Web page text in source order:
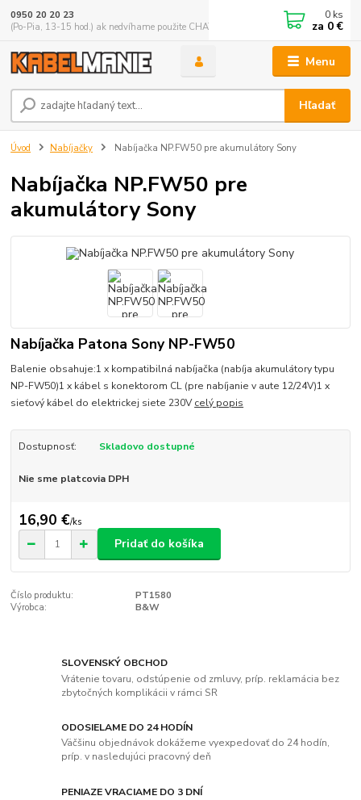
Menu
Hľadať
0950 20 20 23
(Po-Pia, 13-15 hod.) ak nedvíhame použite CHATBOX
0 ks
za 0 €
Úvod Nabíjačky Nabíjačka NP.FW50 pre akumulátory Sony
Nabíjačka NP.FW50 pre
akumulátory Sony
Nabíjačka Patona Sony NP-FW50
Balenie obsahuje:1 x kompatibilná nabíjačka (nabíja akumulátory typu
NP-FW50)1 x kábel s konektorom CL (pre nabíjanie v aute 12/24V)1 x
sieťový kábel do elektrickej siete 230Vcelý popis
Dostupnosť: Skladovo dostupné
Nie sme platcovia DPH
16,90 €/ks
Pridať do košíka
Číslo produktu:
PT1580
Výrobca:
B&W
SLOVENSKÝ OBCHOD
Vrátenie tovaru, odstúpenie od zmluvy, príp. reklamácia bez
zbytočných komplikácii v rámci SR
ODOSIELAME DO 24 HODÍN
Väčšinu objednávok dokážeme vyexpedovať do 24 hodín,
príp. v nasledujúci pracovný deň
PENIAZE VRACIAME DO 3 DNÍ